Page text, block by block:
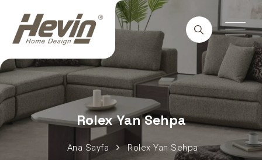
Rolex Yan Sehpa
Ana Sayfa Rolex Yan Sehpa